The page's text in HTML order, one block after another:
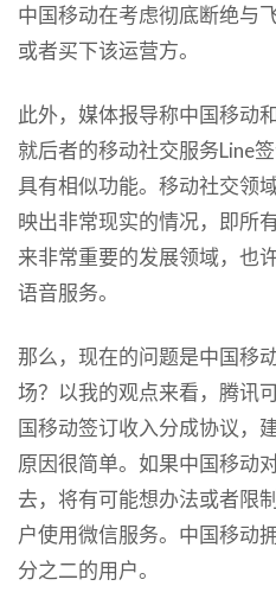
中国移动在考虑彻底断绝与
或者买下该运营方。
此外，媒体报导称中国移动
就后者的移动社交服务Line
具有相似功能。移动社交领
映出非常现实的情况，即所
来非常重要的发展领域，也
语音服务。
那么，现在的问题是中国移
场？以我的观点来看，腾讯
国移动签订收入分成协议，
原因很简单。如果中国移动
去，将有可能想办法或者限
户使用微信服务。中国移动
分之二的用户。